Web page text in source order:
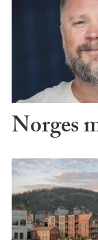
Norges